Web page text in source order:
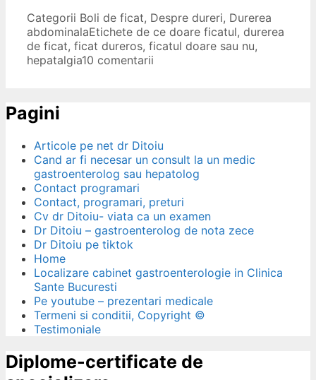
Categorii Boli de ficat, Despre dureri, Durerea
abdominalaEtichete de ce doare ficatul, durerea
de ficat, ficat dureros, ficatul doare sau nu,
hepatalgia10 comentarii
Pagini
Articole pe net dr Ditoiu
Cand ar fi necesar un consult la un medic
gastroenterolog sau hepatolog
Contact programari
Contact, programari, preturi
Cv dr Ditoiu- viata ca un examen
Dr Ditoiu – gastroenterolog de nota zece
Dr Ditoiu pe tiktok
Home
Localizare cabinet gastroenterologie in Clinica
Sante Bucuresti
Pe youtube – prezentari medicale
Termeni si conditii, Copyright ©
Testimoniale
Diplome-certificate de